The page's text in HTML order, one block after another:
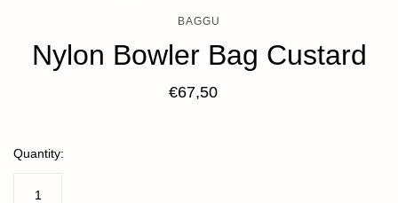
BAGGU
Nylon Bowler Bag Custard
€67,50
Quantity: